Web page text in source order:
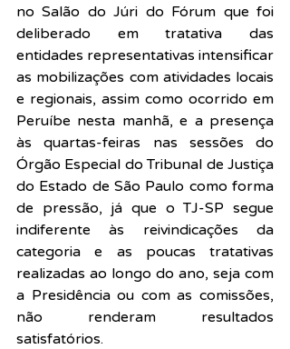
no Salão do Júri do Fórum que foi
deliberado em tratativa das
entidades representativas intensificar
as mobilizações com atividades locais
e regionais, assim como ocorrido em
Peruíbe nesta manhã, e a presença
às quartas-feiras nas sessões do
Órgão Especial do Tribunal de Justiça
do Estado de São Paulo como forma
de pressão, já que o TJ-SP segue
indiferente às reivindicações da
categoria e as poucas tratativas
realizadas ao longo do ano, seja com
a Presidência ou com as comissões,
não renderam resultados
satisfatórios.